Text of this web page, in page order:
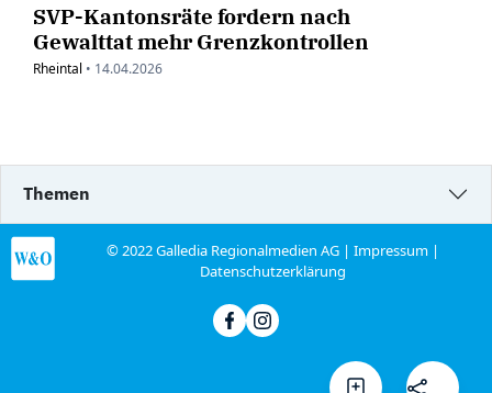
SVP-Kantonsräte fordern nach
Gewalttat mehr Grenzkontrollen
Rheintal • 14.04.2026
Themen
© 2022 Galledia Regionalmedien AG |Impressum |
Datenschutzerklärung